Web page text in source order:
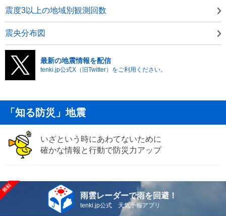
震度3以上の地域別観測回数
震央分布図
最新の地震情報を配信
tenki.jp公式X（旧Twitter）をご利用ください。
「知る防災」地震
いざという時にあわてないために
確かな情報と行動で防災力アップ
雨雲レーダーで雨を回避！
tenki.jp公式 天気予報アプリ